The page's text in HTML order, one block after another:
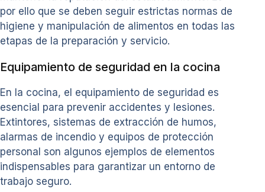
por ello que se deben seguir estrictas normas de
higiene y manipulación de alimentos en todas las
etapas de la preparación y servicio.
Equipamiento de seguridad en la cocina
En la cocina, el equipamiento de seguridad es
esencial para prevenir accidentes y lesiones.
Extintores, sistemas de extracción de humos,
alarmas de incendio y equipos de protección
personal son algunos ejemplos de elementos
indispensables para garantizar un entorno de
trabajo seguro.